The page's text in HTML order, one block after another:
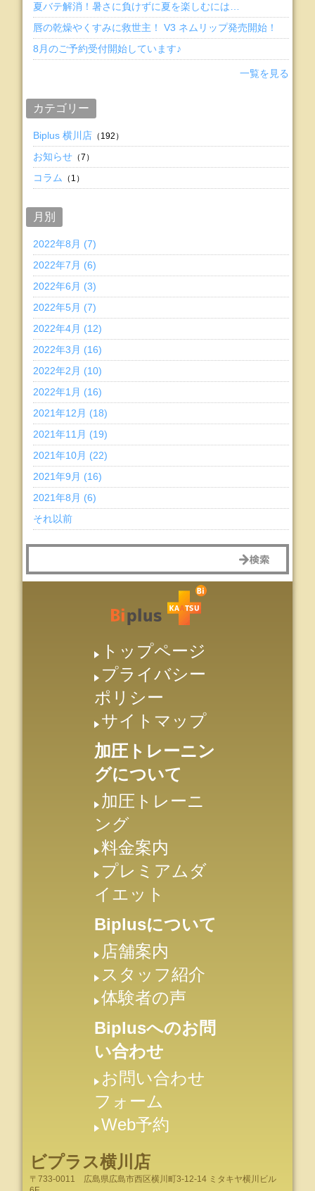
夏バテ解消！暑さに負けずに夏を楽しむには…
唇の乾燥やくすみに救世主！ V3 ネムリップ発売開始！
8月のご予約受付開始しています♪
一覧を見る
カテゴリー
Biplus 横川店 （192）
お知らせ （7）
コラム （1）
月別
2022年8月 (7)
2022年7月 (6)
2022年6月 (3)
2022年5月 (7)
2022年4月 (12)
2022年3月 (16)
2022年2月 (10)
2022年1月 (16)
2021年12月 (18)
2021年11月 (19)
2021年10月 (22)
2021年9月 (16)
2021年8月 (6)
それ以前
トップページ
プライバシー
ポリシー
サイトマップ
加圧トレーニン
グについて
加圧トレーニ
ング
料金案内
プレミアムダ
イエット
Biplusについて
店舗案内
スタッフ紹介
体験者の声
Biplusへのお問
い合わせ
お問い合わせ
フォーム
Web予約
ビプラス横川店
〒733-0011 広島県広島市西区横川町3-12-14 ミタキヤ横川ビル